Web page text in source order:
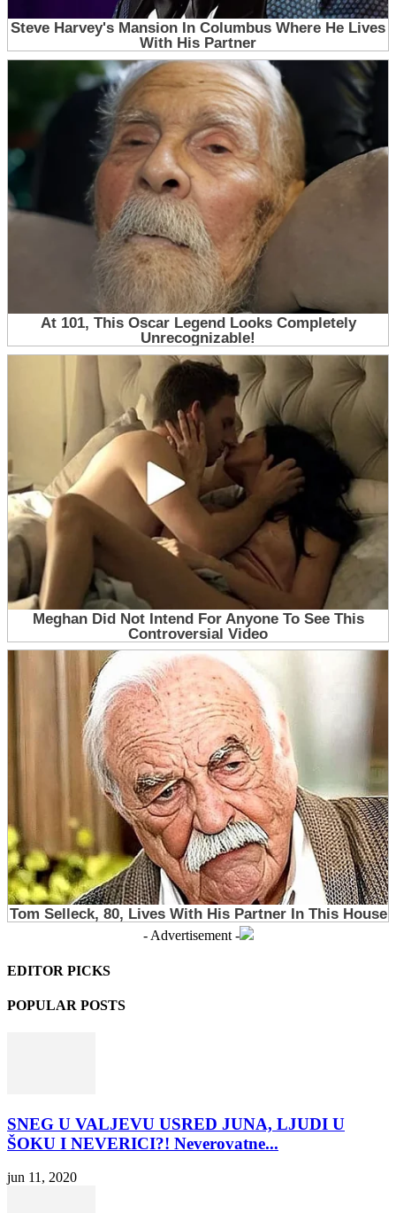
- Advertisement -
EDITOR PICKS
POPULAR POSTS
SNEG U VALJEVU USRED JUNA, LJUDI U
ŠOKU I NEVERICI?! Neverovatne...
jun 11, 2020